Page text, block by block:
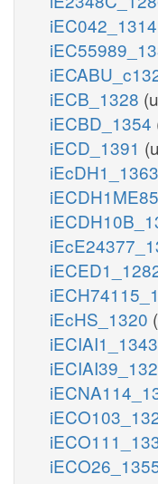
iEC042_1314
iECB_1328
iECBD_1354
iECD_1391
iEcDH1_1363
iEcHS_1320
iECIAI1_1343